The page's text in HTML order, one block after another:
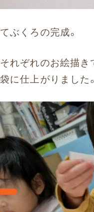
てぶくろの完成。
それぞれのお絵描
袋に仕上がりました。